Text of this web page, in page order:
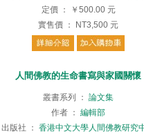
定價
： ￥500.00 元
實售價 ： NT3,500 元
人間佛教的生命書寫與家國關懷
叢書系列 ： 論文集
作者 ： 編輯部
出版社
： 香港中文大學人間佛教研究